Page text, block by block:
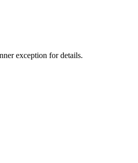
exception for details.